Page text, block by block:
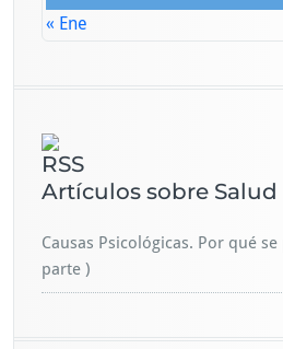
« Ene
Artículos sobre Salud
Causas Psicológicas. Por qué
parte )